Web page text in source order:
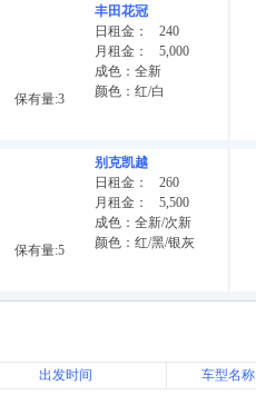
保有量:3
丰田花冠
日租金：
240
月租金：
5,000
成色：全新
颜色：红/白
保有量:5
别克凯越
日租金：
260
月租金：
5,500
成色：全新/次新
颜色：红/黑/银灰
出发时间 车型名称